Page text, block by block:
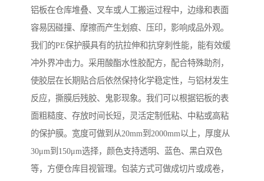
铝板在仓库堆叠、叉车或人工搬运过程中，边缘和表面
容易因碰撞、摩擦而产生划痕、压印，影响成品外观。
我们的PE保护膜具有的抗拉伸和抗穿刺性能，能有效缓
冲外界冲击力。采用酸酯水性胶配方，配合特殊助剂，
使胶层在长期贴合后依然保持化学稳定性，与铝材发生
反应，撕膜后残胶、鬼影现象。我们可以根据铝板的表
面粗糙度、存放时间长短，灵活定制低粘、中粘或高粘
的保护膜。宽度可做到从20mm到2000mm以上，厚度从
30μm到150μm选择，颜色支持透明、蓝色、黑白双色
等，方便仓库目视管理。包装方式可做成切片或成卷，